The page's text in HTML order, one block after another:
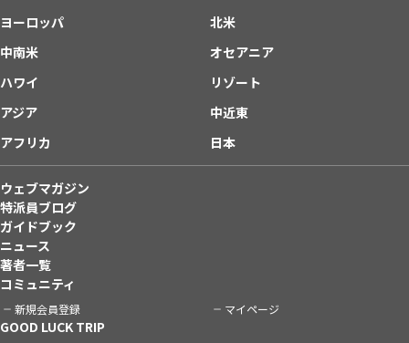
ヨーロッパ
北米
中南米
オセアニア
ハワイ
リゾート
アジア
中近東
アフリカ
日本
ウェブマガジン
特派員ブログ
ガイドブック
ニュース
著者一覧
コミュニティ
新規会員登録 マイページ
GOOD LUCK TRIP